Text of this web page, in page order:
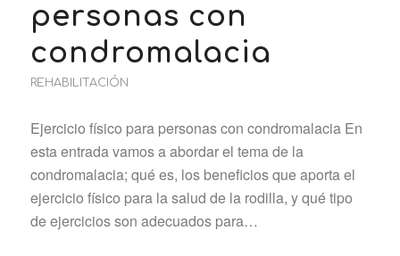
personas con
condromalacia
REHABILITACIÓN
Ejercicio físico para personas con condromalacia En
esta entrada vamos a abordar el tema de la
condromalacia; qué es, los beneficios que aporta el
ejercicio físico para la salud de la rodilla, y qué tipo
de ejercicios son adecuados para…